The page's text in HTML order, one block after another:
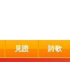
見證 詩歌